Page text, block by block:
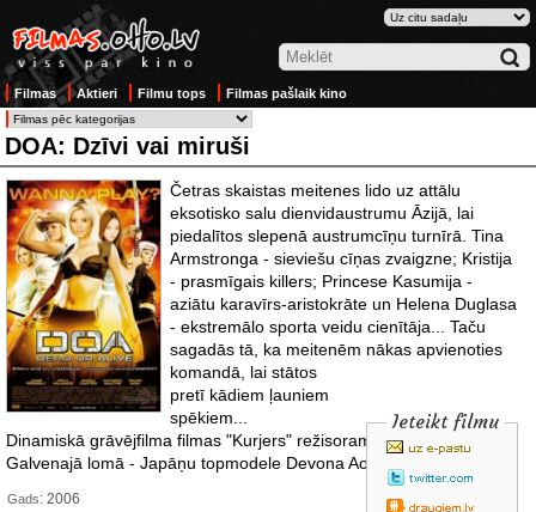
Filmas Aktieri Filmu tops Filmas pašlaik kino
DOA: Dzīvi vai miruši
Četras skaistas meitenes lido uz attālu
eksotisko salu dienvidaustrumu Āzijā, lai
piedalītos slepenā austrumcīņu turnīrā. Tina
Armstronga - sieviešu cīņas zvaigzne; Kristija
- prasmīgais killers; Princese Kasumija -
aziātu karavīrs-aristokrāte un Helena Duglasa
- ekstremālo sporta veidu cienītāja... Taču
sagadās tā, ka meitenēm nākas apvienoties
komandā, lai stātos
pretī kādiem ļauniem
spēkiem...
Dinamiskā grāvējfilma filmas "Kurjers" režisoram Korijam Juēnam.
Galvenajā lomā - Japāņu topmodele Devona Aokija.
Ieteikt filmu
Gads: 2006